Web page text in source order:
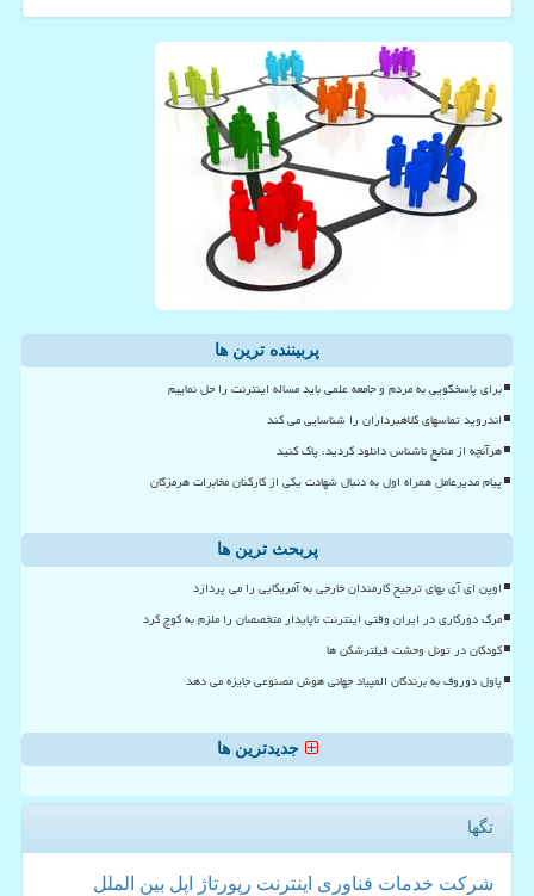
پربیننده ترین ها
برای پاسخگویی به مردم و جامعه علمی باید مساله اینترنت را حل نماییم
اندروید تماسهای کلاهبرداران را شناسایی می کند
هرآنچه از منابع ناشناس دانلود کردید، پاک کنید
پیام مدیرعامل همراه اول به دنبال شهادت یکی از کارکنان مخابرات هرمزگان
پربحث ترین ها
اوپن ای آی بهای ترجیح کارمندان خارجی به آمریکایی را می پردازد
مرگ دورکاری در ایران وقتی اینترنت ناپایدار متخصصان را ملزم به کوچ کرد
کودکان در تونل وحشت فیلترشکن ها
پاول دوروف به برندگان المپیاد جهانی هوش مصنوعی جایزه می دهد
جدیدترین ها
تگها
شركت خدمات فناوری اینترنت رپورتاژ اپل بین الملل